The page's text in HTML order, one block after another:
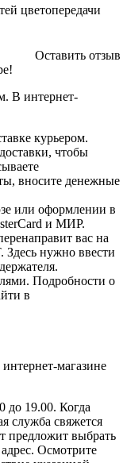
цветопередачи
Оставить отзыв
В интернет-
курьером.
чтобы
вносите денежные
или оформлении в
и МИР.
вас на
Здесь нужно ввести
Подробности о
в
магазине
до 19.00. Когда
служба свяжется
предложит выбрать
Осмотрите